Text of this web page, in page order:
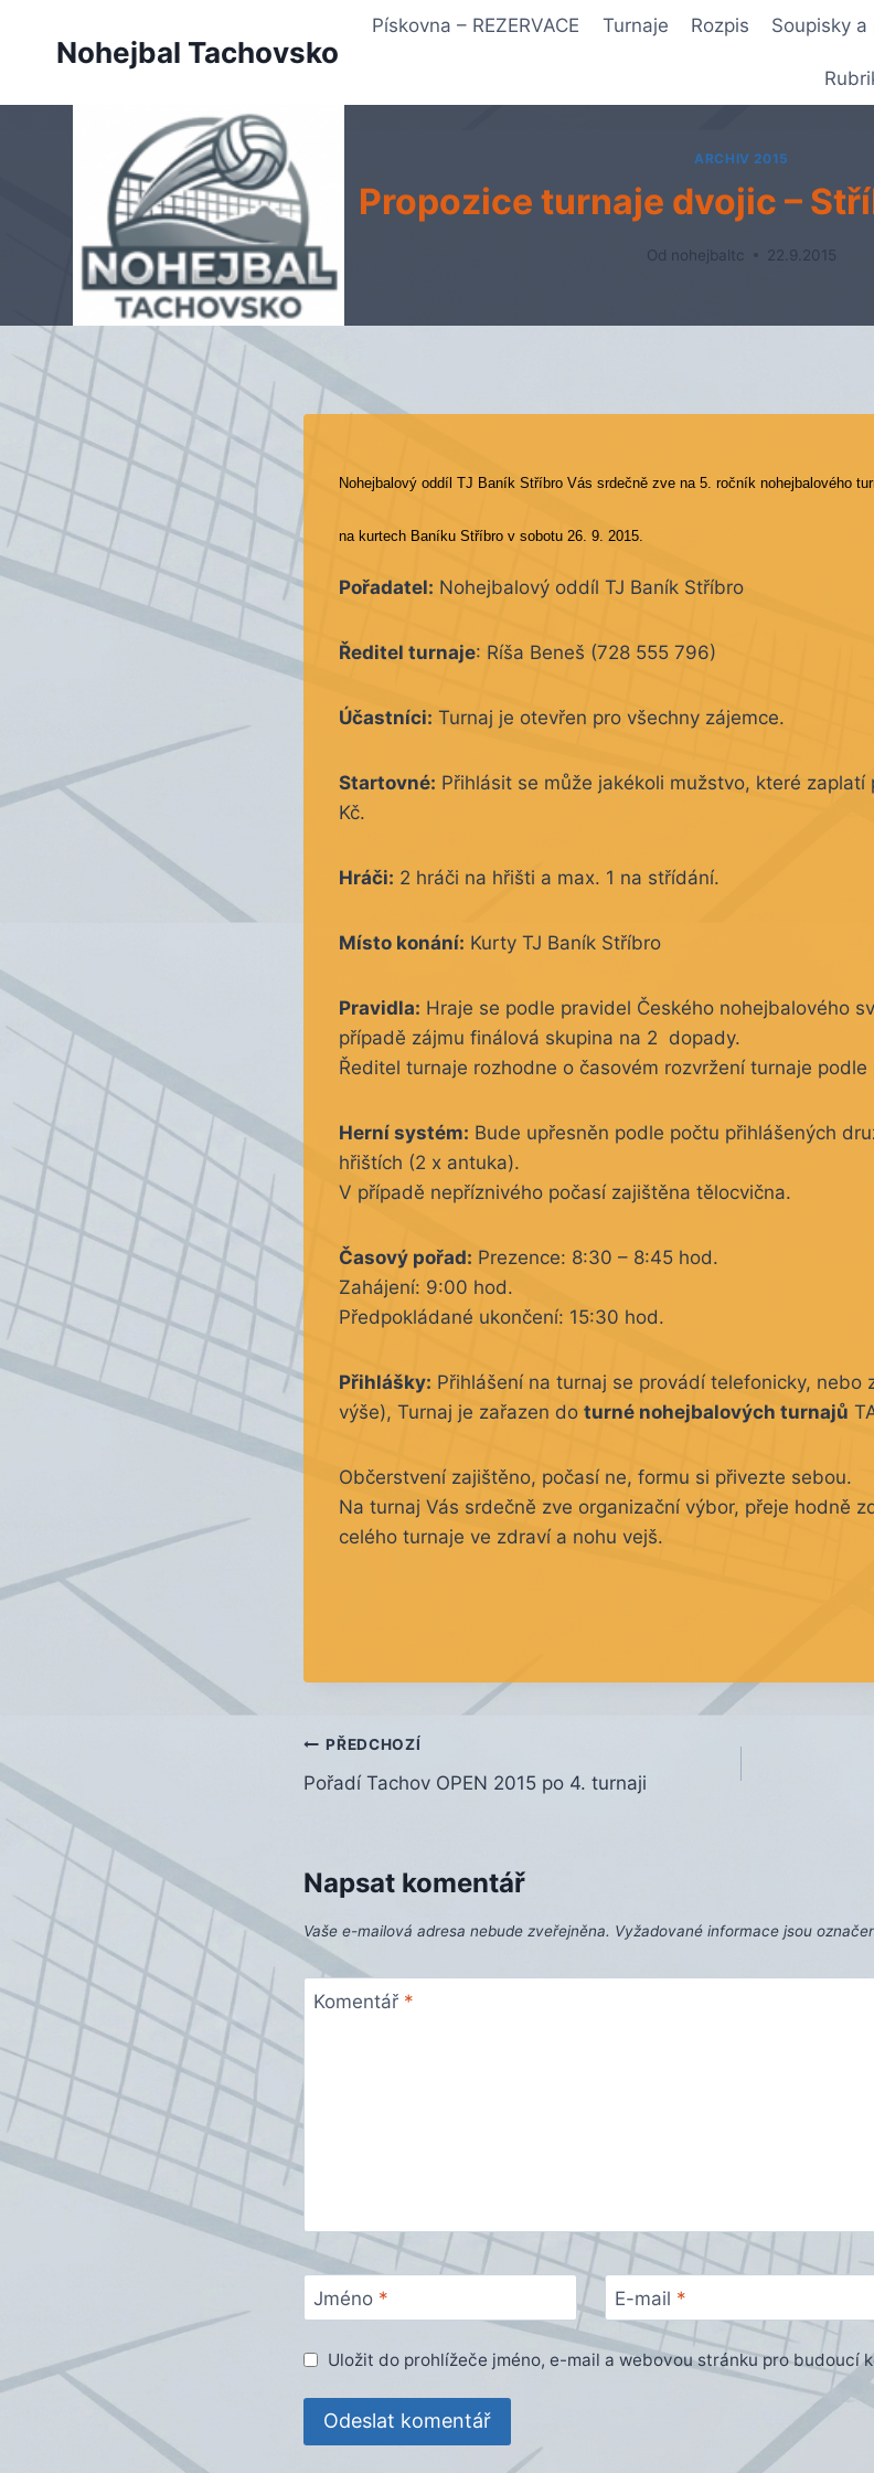
Nohejbal Tachovsko
Pískovna – REZERVACE Turnaje Rozpis Soupisky a
ARCHIV 2015
Propozice turnaje dvojic –
Od nohejbaltc 22.9.2015
Nohejbalový oddíl TJ Baník Stříbro Vás srdečně zve na 5. ročník nohejbalového
na kurtech Baníku Stříbro v sobotu 26. 9. 2015.
Pořadatel: Nohejbalový oddíl TJ Baník Stříbro
Ředitel turnaje: Ríša Beneš (728 555 796)
Účastníci: Turnaj je otevřen pro všechny zájemce.
Startovné: Přihlásit se může jakékoli mužstvo, které
Kč.
Hráči: 2 hráči na hřišti a max. 1 na střídání.
Místo konání: Kurty TJ Baník Stříbro
Pravidla: Hraje se podle pravidel Českého nohejbalového
případě zájmu finálová skupina na 2 dopady.
Ředitel turnaje rozhodne o časovém rozvržení turnaje
Herní systém: Bude upřesněn podle počtu přihlášených
hřištích (2 x antuka).
V případě nepříznivého počasí zajištěna tělocvična.
Časový pořad: Prezence: 8:30 – 8:45 hod.
Zahájení: 9:00 hod.
Předpokládané ukončení: 15:30 hod.
Přihlášky: Přihlášení na turnaj se provádí telefonicky, nebo
výše), Turnaj je zařazen do turné nohejbalových turnajů
Občerstvení zajištěno, počasí ne, formu si přivezte sebou.
Na turnaj Vás srdečně zve organizační výbor, přeje hodně
celého turnaje ve zdraví a nohu vejš.
Navigace
pro
PŘEDCHOZÍ
Pořadí Tachov OPEN 2015 po 4. turnaji
Napsat komentář
Vaše e-mailová adresa nebude zveřejněna. Vyžadované informace jsou
Komentář *
Jméno * E-mail *
Uložit do prohlížeče jméno, e-mail a webovou stránku pro budoucí